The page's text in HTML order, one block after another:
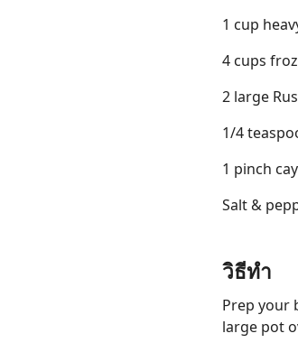
1 cup
4 cups
2 large
1/4
1 pinch
Salt &
วิธีทำ
Prep your
large pot